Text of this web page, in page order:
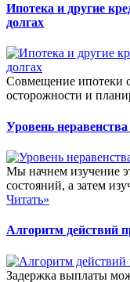
Ипотека и другие
долгах
Совмещение ипотеки
осторожности и
Уровень
Мы начнем изучение
состояний, а затем
Читать»
Алгоритм действий
Задержка выплаты